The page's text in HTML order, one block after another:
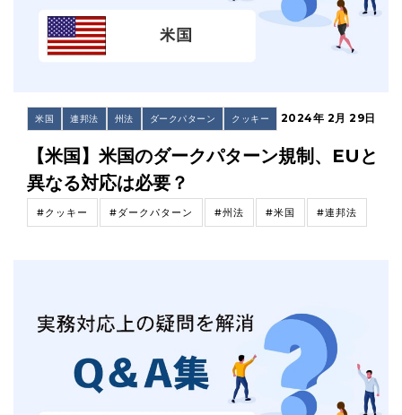
米国 連邦法 州法 ダークパターン クッキー 2024年 2月 29日
【米国】米国のダークパターン規制、EUと
異なる対応は必要？
#クッキー #ダークパターン #州法 #米国 #連邦法